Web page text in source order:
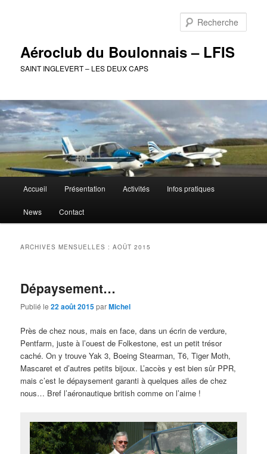
Aéroclub du Boulonnais – LFIS
SAINT INGLEVERT – LES DEUX CAPS
principal
Accueil Présentation Activités Infos pratiques
News Contact
ARCHIVES MENSUELLES :AOÛT 2015
Dépaysement…
Publié le22 août 2015parMichel
Près de chez nous, mais en face, dans un écrin de verdure,
Pentfarm, juste à l’ouest de Folkestone, est un petit trésor
caché. On y trouve Yak 3, Boeing Stearman, T6, Tiger Moth,
Mascaret et d’autres petits bijoux. L’accès y est bien sûr PPR,
mais c’est le dépaysement garanti à quelques ailes de chez
nous… Bref l’aéronautique british comme on l’aime !